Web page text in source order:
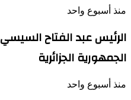
منذ أسبوع واحد
الرئيس عبد الفتاح
الجمهورية الجزائرية
منذ أسبوع واحد